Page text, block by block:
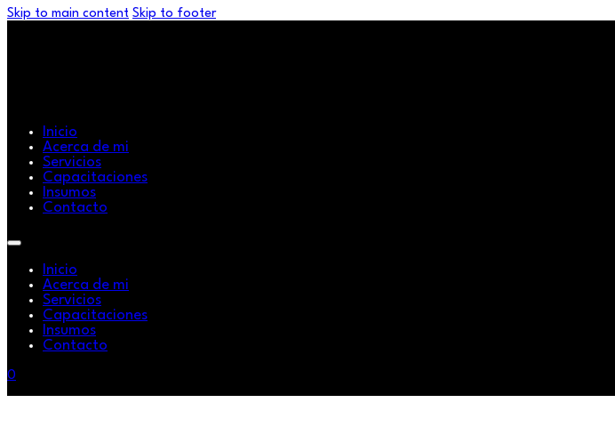
Skip to main content Skip to footer
Inicio
Acerca de mi
Servicios
Capacitaciones
Insumos
Contacto
Inicio
Acerca de mi
Servicios
Capacitaciones
Insumos
Contacto
0